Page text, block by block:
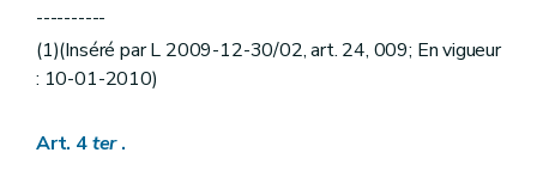
----------
(1)(Inséré par L 2009-12-30/02, art. 24, 009; En vigueur
: 10-01-2010)
Art. 4ter.